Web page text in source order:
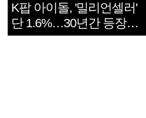
K팝 아이돌, '밀리언셀러'
단 1.6%…30년간 등장
1182개팀 전수조사